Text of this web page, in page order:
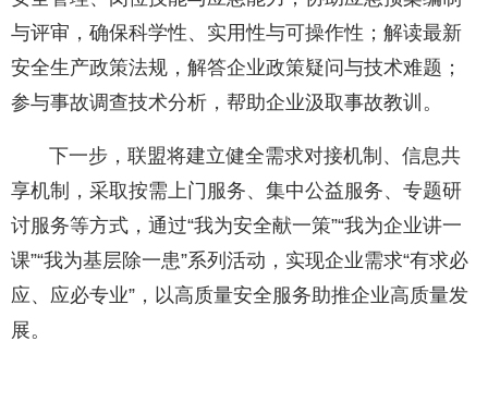
与评审，确保科学性、实用性与可操作性；解读最新
安全生产政策法规，解答企业政策疑问与技术难题；
参与事故调查技术分析，帮助企业汲取事故教训。
下一步，联盟将建立健全需求对接机制、信息共
享机制，采取按需上门服务、集中公益服务、专题研
讨服务等方式，通过“我为安全献一策”“我为企业讲一
课”“我为基层除一患”系列活动，实现企业需求“有求必
应、应必专业”，以高质量安全服务助推企业高质量发
展。